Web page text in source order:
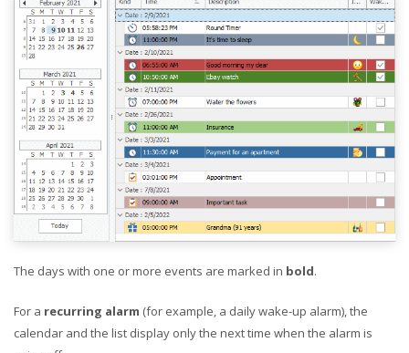
The days with one or more events are marked in bold.
For a recurring alarm (for example, a daily wake-up alarm), the
calendar and the list display only the next time when the alarm is